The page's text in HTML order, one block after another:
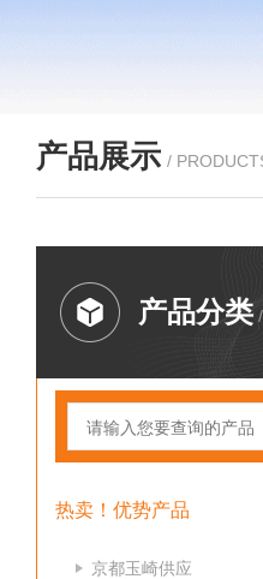
产品展示 /
产品分类
热卖！优势产品
京都玉崎供应